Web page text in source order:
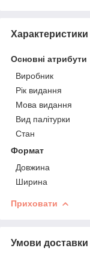
Характеристики
Основні атрибути
Виробник
Рік видання
Мова видання
Вид палітурки
Стан
Формат
Довжина
Ширина
Приховати
Умови доставки